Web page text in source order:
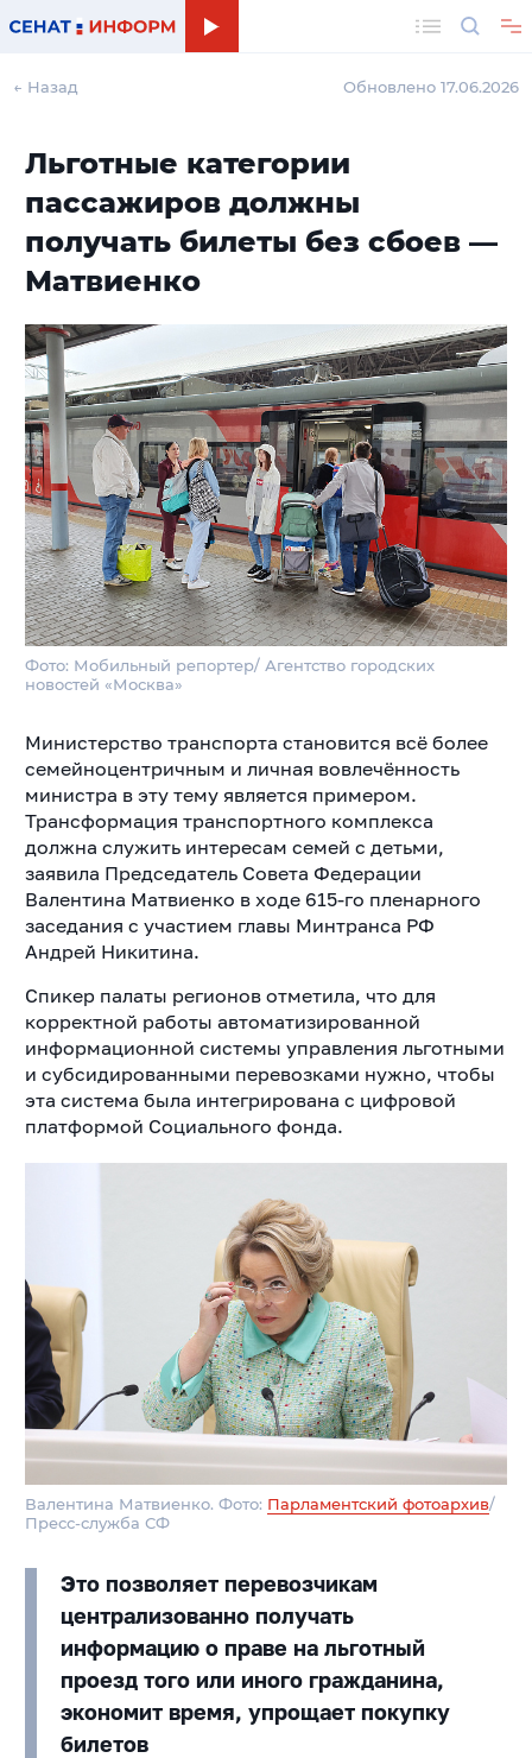
← Назад Обновлено 17.06.2026
Льготные категории
пассажиров должны
получать билеты без сбоев —
Матвиенко
Фото: Мобильный репортер/ Агентство городских
новостей «Москва»
Министерство транспорта становится всё более
семейноцентричным и личная вовлечённость
министра в эту тему является примером.
Трансформация транспортного комплекса
должна служить интересам семей с детьми,
заявила Председатель Совета Федерации
Валентина Матвиенко в ходе 615-го пленарного
заседания с участием главы Минтранса РФ
Андрей Никитина.
Спикер палаты регионов отметила, что для
корректной работы автоматизированной
информационной системы управления льготными
и субсидированными перевозками нужно, чтобы
эта система была интегрирована с цифровой
платформой Социального фонда.
Валентина Матвиенко. Фото: Парламентский фотоархив/
Пресс-служба СФ
Это позволяет перевозчикам
централизованно получать
информацию о праве на льготный
проезд того или иного гражданина,
экономит время, упрощает покупку
билетов